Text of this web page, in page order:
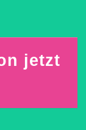
jetzt